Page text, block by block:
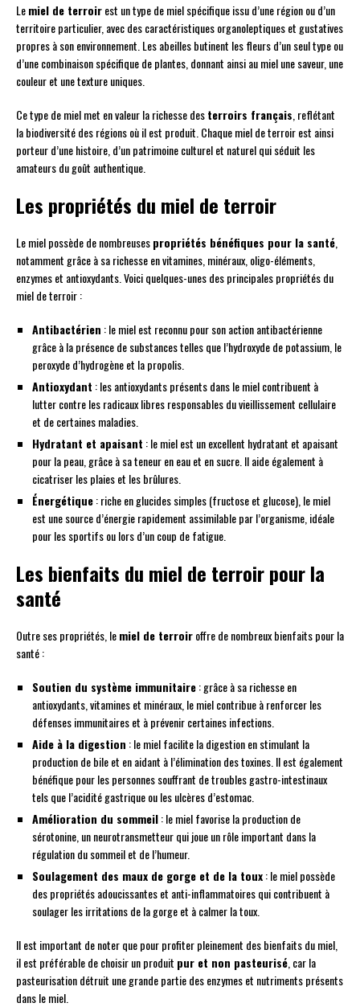
Lemiel de terroirest un type de miel spécifique issu d’une région ou d’un
territoire particulier, avec des caractéristiques organoleptiques et gustatives
propres à son environnement. Les abeilles butinent les fleurs d’un seul type ou
d’une combinaison spécifique de plantes, donnant ainsi au miel une saveur, une
couleur et une texture uniques.
Ce type de miel met en valeur la richesse desterroirs français , reflétant
la biodiversité des régions où il est produit. Chaque miel de terroir est ainsi
porteur d’une histoire, d’un patrimoine culturel et naturel qui séduit les
amateurs du goût authentique.
Les propriétés du miel de terroir
Le miel possède de nombreusespropriétés bénéfiques pour la santé
notamment grâce à sa richesse en vitamines, minéraux, oligo-éléments,
enzymes et antioxydants. Voici quelques-unes des principales propriétés du
miel de terroir :
Antibactérien : le miel est reconnu pour son action antibactérienne
grâce à la présence de substances telles que l’hydroxyde de potassium, le
peroxyde d’hydrogène et la propolis.
Antioxydant : les antioxydants présents dans le miel contribuent à
lutter contre les radicaux libres responsables du vieillissement cellulaire
et de certaines maladies.
Hydratant et apaisant : le miel est un excellent hydratant et apaisant
pour la peau, grâce à sa teneur en eau et en sucre. Il aide également à
cicatriser les plaies et les brûlures.
Énergétique: riche en glucides simples (fructose et glucose), le miel
est une source d’énergie rapidement assimilable par l’organisme, idéale
pour les sportifs ou lors d’un coup de fatigue.
Les bienfaits du miel de terroir pour la
santé
Outre ses propriétés, lemiel de terroiroffre de nombreux bienfaits pour la
santé :
Soutien du système immunitaire: grâce à sa richesse en
antioxydants, vitamines et minéraux, le miel contribue à renforcer les
défenses immunitaires et à prévenir certaines infections.
Aide à la digestion : le miel facilite la digestion en stimulant la
production de bile et en aidant à l’élimination des toxines. Il est également
bénéfique pour les personnes souffrant de troubles gastro-intestinaux
tels que l’acidité gastrique ou les ulcères d’estomac.
Amélioration du sommeil: le miel favorise la production de
sérotonine, un neurotransmetteur qui joue un rôle important dans la
régulation du sommeil et de l’humeur.
Soulagement des maux de gorge et de la toux: le miel possède
des propriétés adoucissantes et anti-inflammatoires qui contribuent à
soulager les irritations de la gorge et à calmer la toux.
Il est important de noter que pour profiter pleinement des bienfaits du miel,
il est préférable de choisir un produit pur et non pasteurisé , car la
pasteurisation détruit une grande partie des enzymes et nutriments présents
dans le miel.